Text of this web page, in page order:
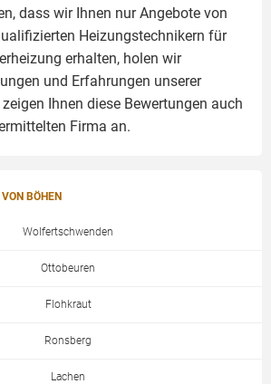
dass wir Ihnen nur Angebote von
Heizungstechnikern für
erhalten, holen wir
und Erfahrungen unserer
Ihnen diese Bewertungen auch
Firma an.
BÖHEN
Wolfertschwenden
Ottobeuren
Flohkraut
Ronsberg
Lachen